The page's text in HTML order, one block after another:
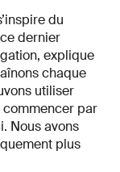
du
dernier
explique
chaque
utiliser
commencer par
Nous avons
plus